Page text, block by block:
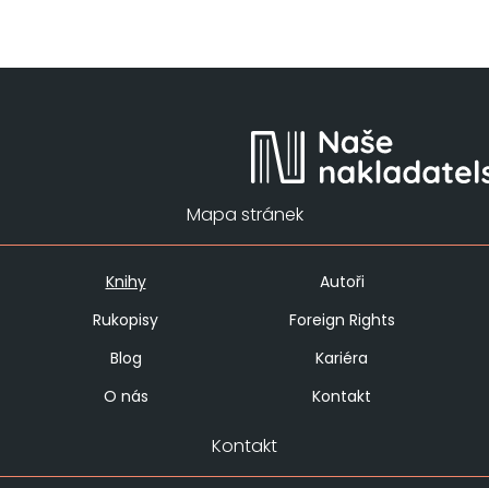
Mapa stránek
Knihy
Autoři
Rukopisy
Foreign Rights
Blog
Kariéra
O nás
Kontakt
Kontakt